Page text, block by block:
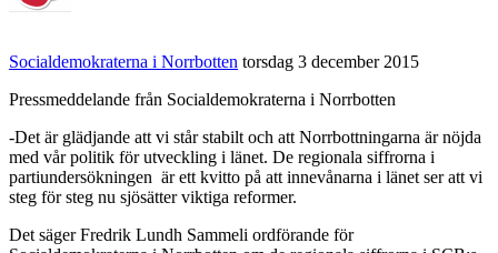
Socialdemokraterna i Norrbotten torsdag 3 december 2015
Pressmeddelande från Socialdemokraterna i Norrbotten
-Det är glädjande att vi står stabilt och att Norrbottningarna är nöjda
med vår politik för utveckling i länet. De regionala siffrorna i
partiundersökningen är ett kvitto på att innevånarna i länet ser att vi
steg för steg nu sjösätter viktiga reformer.
Det säger Fredrik Lundh Sammeli ordförande för